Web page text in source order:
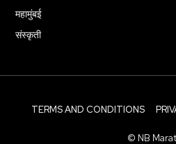
महामुंबई
संस्कृती
TERMS AND CONDITIONS
© NB